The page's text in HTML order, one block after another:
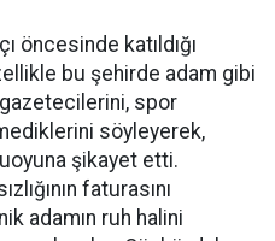
öncesinde katıldığı
bu şehirde adam gibi
spor
söyleyerek,
şikayet etti.
faturasını
adamın ruh halini